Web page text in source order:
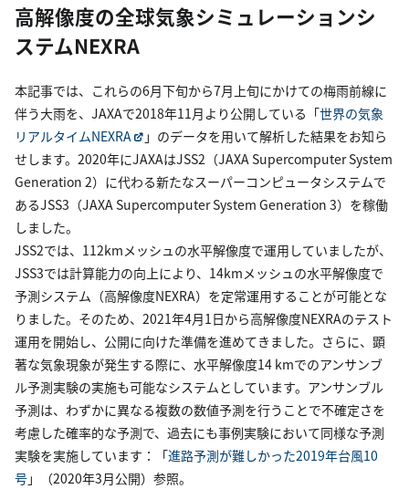
高解像度の全球気象シミュレーションシ
ステムNEXRA
本記事では、これらの6月下旬から7月上旬にかけての梅雨前線に
伴う大雨を、JAXAで2018年11月より公開している「世界の気象
リアルタイムNEXRA
」のデータを用いて解析した結果をお知ら
せします。2020年にJAXAはJSS2（JAXA Supercomputer System
Generation 2）に代わる新たなスーパーコンピュータシステムで
あるJSS3（JAXA Supercomputer System Generation 3）を稼働
しました。
JSS2では、112kmメッシュの水平解像度で運用していましたが、
JSS3では計算能力の向上により、14kmメッシュの水平解像度で
予測システム（高解像度NEXRA）を定常運用することが可能とな
りました。そのため、2021年4月1日から高解像度NEXRAのテスト
運用を開始し、公開に向けた準備を進めてきました。さらに、顕
著な気象現象が発生する際に、水平解像度14 kmでのアンサンブ
ル予測実験の実施も可能なシステムとしています。アンサンブル
予測は、わずかに異なる複数の数値予測を行うことで不確定さを
考慮した確率的な予測で、過去にも事例実験において同様な予測
実験を実施しています：「進路予測が難しかった2019年台風10
号」（2020年3月公開）参照。